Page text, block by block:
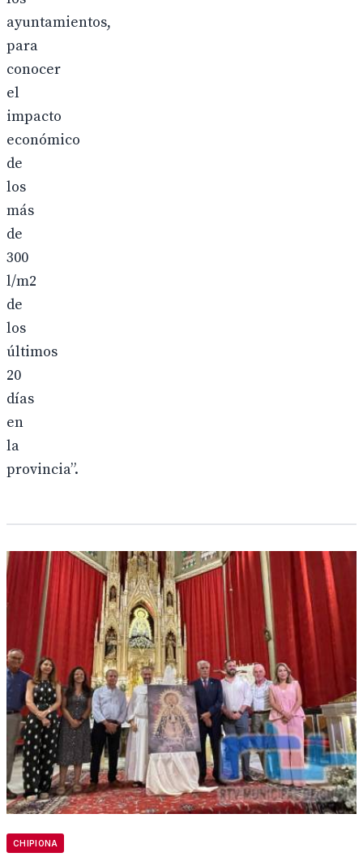
ayuntamientos,
para
conocer
el
impacto
económico
de
los
más
de
300
l/m2
de
los
últimos
20
días
en
la
provincia”.
CHIPIONA